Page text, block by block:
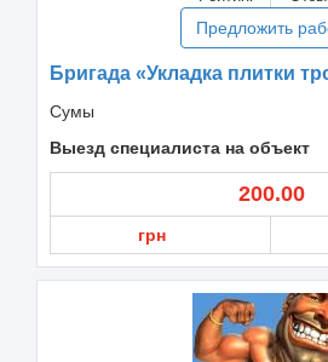
Предложить
Бригада «Укладка плитки
Сумы
Выезд специалиста на объект
200.00
грн